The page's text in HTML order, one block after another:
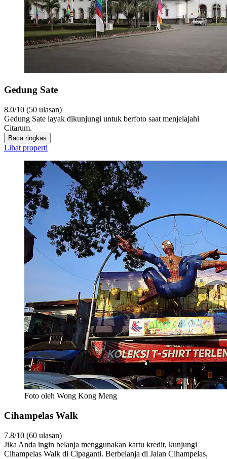
Gedung Sate
8.0/10 (50 ulasan)
Gedung Sate layak dikunjungi untuk berfoto saat menjelajahi
Citarum.
Baca ringkas
Lihat properti
Foto oleh Wong Kong Meng
Cihampelas Walk
7.8/10 (60 ulasan)
Jika Anda ingin belanja menggunakan kartu kredit, kunjungi
Cihampelas Walk di Cipaganti. Berbelanja di Jalan Cihampelas,